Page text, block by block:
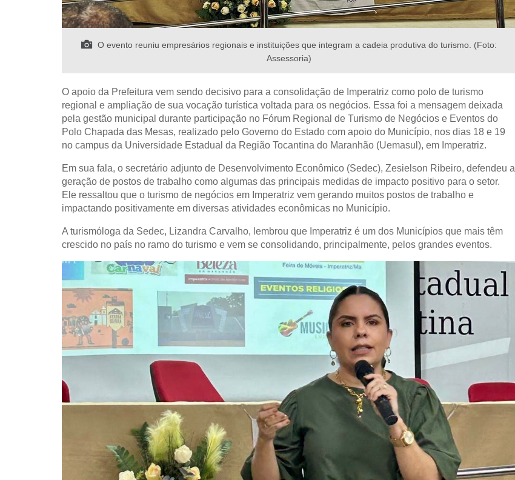
O evento reuniu empresários regionais e instituições que integram a cadeia produtiva do turismo. (Foto:
Assessoria)
O apoio da Prefeitura vem sendo decisivo para a consolidação de Imperatriz como polo de turismo
regional e ampliação de sua vocação turística voltada para os negócios. Essa foi a mensagem deixada
pela gestão municipal durante participação no Fórum Regional de Turismo de Negócios e Eventos do
Polo Chapada das Mesas, realizado pelo Governo do Estado com apoio do Município, nos dias 18 e 19
no campus da Universidade Estadual da Região Tocantina do Maranhão (Uemasul), em Imperatriz.
Em sua fala, o secretário adjunto de Desenvolvimento Econômico (Sedec), Zesielson Ribeiro, defendeu a
geração de postos de trabalho como algumas das principais medidas de impacto positivo para o setor.
Ele ressaltou que o turismo de negócios em Imperatriz vem gerando muitos postos de trabalho e
impactando positivamente em diversas atividades econômicas no Município.
A turismóloga da Sedec, Lizandra Carvalho, lembrou que Imperatriz é um dos Municípios que mais têm
crescido no país no ramo do turismo e vem se consolidando, principalmente, pelos grandes eventos.